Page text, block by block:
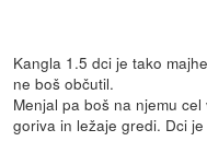
Kangla 1.5 dci je tako
ne boš občutil.
Menjal pa boš na njemu
goriva in ležaje gredi. Dci